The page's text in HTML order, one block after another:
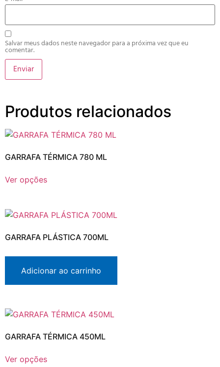
Salvar meus dados neste navegador para a próxima vez que eu
comentar.
Produtos relacionados
GARRAFA TÉRMICA 780 ML
Ver opções
GARRAFA PLÁSTICA 700ML
Adicionar ao carrinho
GARRAFA TÉRMICA 450ML
Ver opções